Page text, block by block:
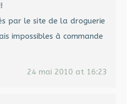
par le site de la droguerie
impossibles à commande
24 mai 2010 at 16:23